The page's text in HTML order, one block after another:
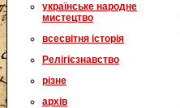
українське народне
мистецтво
всесвітня історія
Релігієзнавство
різне
архів